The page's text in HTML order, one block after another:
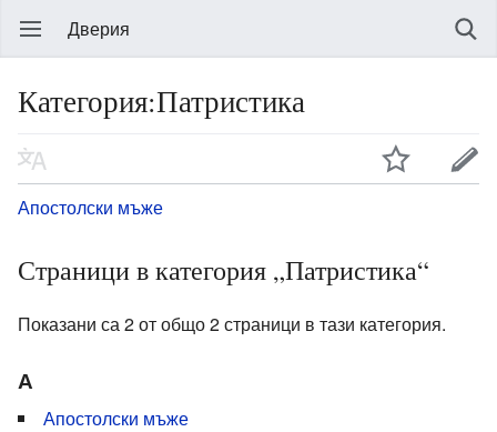
Дверия
Категория:Патристика
Апостолски мъже
Страници в категория „Патристика“
Показани са 2 от общо 2 страници в тази категория.
А
Апостолски мъже